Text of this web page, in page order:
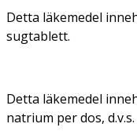
Detta läkemedel
sugtablett.
Detta läkemedel
natrium per dos,